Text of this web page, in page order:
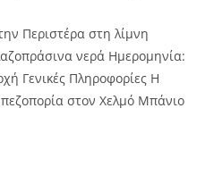
Περιστέρα στη λίμνη
νερά Ημερομηνία:
Γενικές Πληροφορίες Η
στον Χελμό Μπάνιο